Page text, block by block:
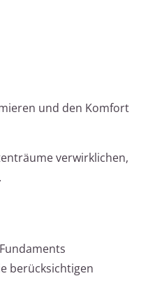
und den Komfort
verwirklichen,
berücksichtigen